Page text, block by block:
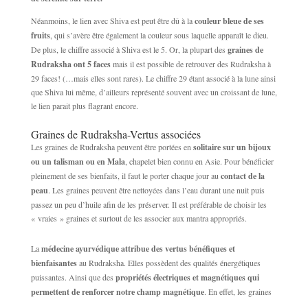
Néanmoins, le lien avec Shiva est peut être dû à lacouleur bleue de ses
fruits, qui s’avère être également la couleur sous laquelle apparaît le dieu.
De plus, le chiffre associé à Shiva est le 5. Or, la plupart des graines de
Rudraksha ont 5 facesmais il est possible de retrouver des Rudraksha à
29 faces! (…mais elles sont rares). Le chiffre 29 étant associé à la lune ainsi
que Shiva lui même, d’ailleurs représenté souvent avec un croissant de lune,
le lien parait plus flagrant encore.
Graines de Rudraksha-Vertus associées
Les graines de Rudraksha peuvent être portées en solitaire sur un bijoux
ou un talisman ou en Mala, chapelet bien connu en Asie. Pour bénéficier
pleinement de ses bienfaits, il faut le porter chaque jour au contact de la
peau. Les graines peuvent être nettoyées dans l’eau durant une nuit puis
passez un peu d’huile afin de les préserver. Il est préférable de choisir les
« vraies » graines et surtout de les associer aux mantra appropriés.
Lamédecine ayurvédique attribue des vertus bénéfiques et
bienfaisantesau Rudraksha. Elles possèdent des qualités énergétiques
puissantes. Ainsi que des propriétés électriques et magnétiques qui
permettent de renforcer notre champ magnétique. En effet, les graines